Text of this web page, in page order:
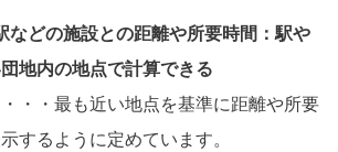
どの施設との距離や所要時間：駅や
地内の地点で計算できる
・・・最も近い地点を基準に距離や所要
するように定めています。